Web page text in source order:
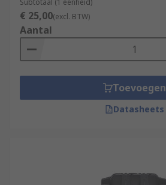
Subtotaal (1 eenheid)
€ 25,00(excl. BTW)
Aantal
Toevoegen
Datasheets